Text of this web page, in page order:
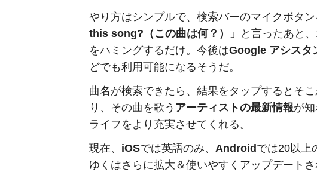
やり方はシンプルで、検索バーのマイクボタ
this song?（この曲は何？）」
と言ったあと
をハミングするだけ。今後はGoogle アシスタ
どでも利用可能になるそうだ。
曲名が検索できたら、結果をタップするとそこ
り、その曲を歌う アーティストの最新情報が
ライフをより充実させてくれる。
現在、 iOSでは英語のみ、 Android では20以上
ゆくはさらに拡大＆使いやすくアップデート